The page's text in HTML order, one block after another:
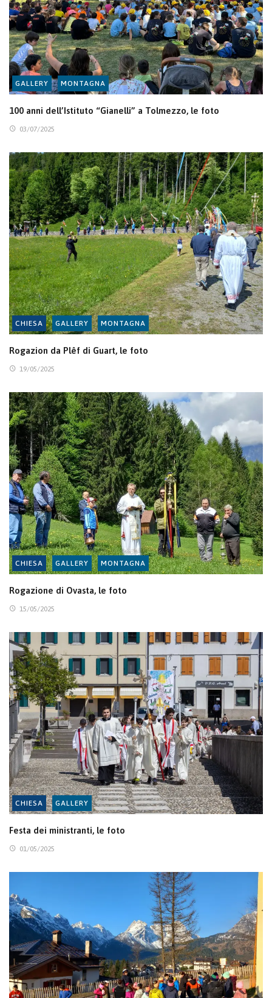
GALLERY MONTAGNA
100 anni dell’Istituto “Gianelli” a Tolmezzo, le foto
03/07/2025
CHIESA GALLERY MONTAGNA
Rogazion da Plêf di Guart, le foto
19/05/2025
CHIESA GALLERY MONTAGNA
Rogazione di Ovasta, le foto
15/05/2025
CHIESA GALLERY
Festa dei ministranti, le foto
01/05/2025